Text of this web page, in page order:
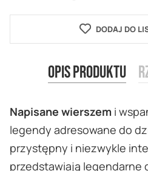
DODAJ DO
Opis produktu
Napisane wierszem i
legendy adresowane do
przystępny i niezwykle
przedstawiają legendarne